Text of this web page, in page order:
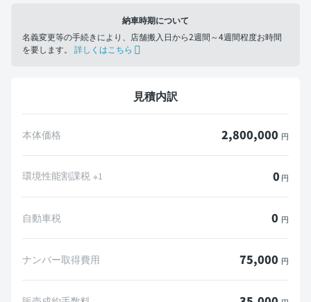
納車時期について
名義変更等の手続きにより、店舗搬入日から2週間～4週間程度お時間
を要します。 詳しくはこちら
見積内訳
本体価格 2,800,000 円
環境性能割課税 ※1 0 円
自動車税 0 円
ナンバー取得費用 75,000 円